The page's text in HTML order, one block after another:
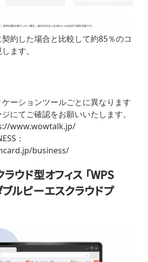
約した場合と比較して約85％のコ
ます。
ーションツールごとに異なります
にてご確認をお願いいたします。
www.wowtalk.jp/
：
business/
ウド型オフィス 「WPS
ルピーエスクラウドプ